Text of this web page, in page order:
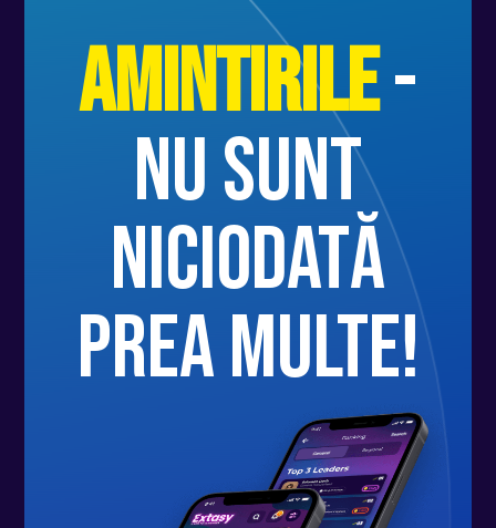
Amintirile-
nu sunt
niciodată
prea multe!